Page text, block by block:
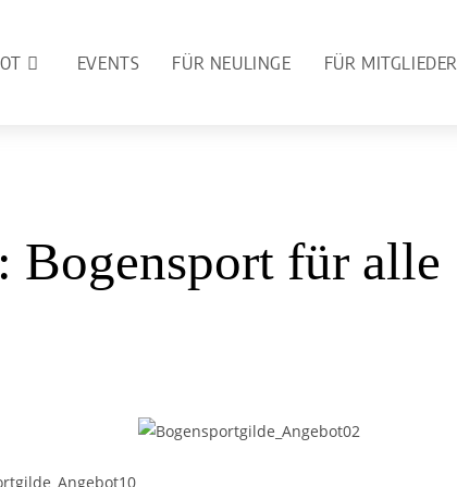
EVENTS FÜR NEULINGE FÜR MITGLIEDER
Bogensport für alle